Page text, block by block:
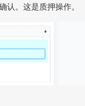
认。这是质押操作。